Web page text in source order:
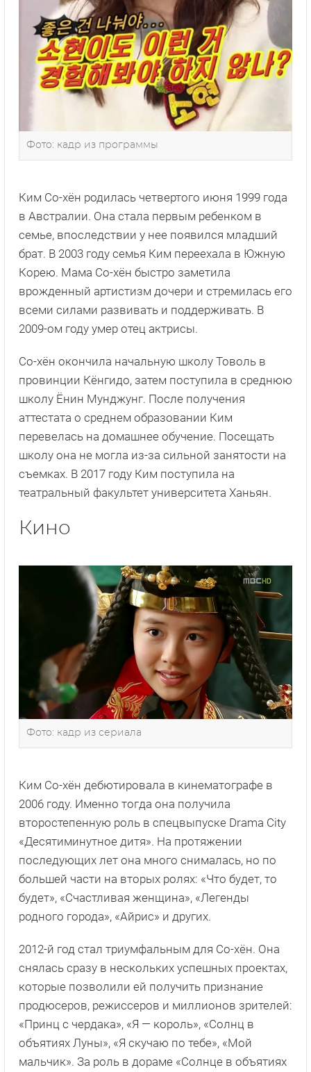
Фото: кадр из программы
Ким Со-хён родилась четвертого июня 1999 года
в Австралии. Она стала первым ребенком в
семье, впоследствии у нее появился младший
брат. В 2003 году семья Ким переехала в Южную
Корею. Мама Со-хён быстро заметила
врожденный артистизм дочери и стремилась его
всеми силами развивать и поддерживать. В
2009-ом году умер отец актрисы.
Со-хён окончила начальную школу Товоль в
провинции Кёнгидо, затем поступила в среднюю
школу Ёнин Мунджунг. После получения
аттестата о среднем образовании Ким
перевелась на домашнее обучение. Посещать
школу она не могла из-за сильной занятости на
съемках. В 2017 году Ким поступила на
театральный факультет университета Ханьян.
Кино
Фото: кадр из сериала
Ким Со-хён дебютировала в кинематографе в
2006 году. Именно тогда она получила
второстепенную роль в спецвыпуске Drama City
«Десятиминутное дитя». На протяжении
последующих лет она много снималась, но по
большей части на вторых ролях: «Что будет, то
будет», «Счастливая женщина», «Легенды
родного города», «Айрис» и других.
2012-й год стал триумфальным для Со-хён. Она
снялась сразу в нескольких успешных проектах,
которые позволили ей получить признание
продюсеров, режиссеров и миллионов зрителей:
«Принц с чердака», «Я — король», «Солнц в
объятиях Луны», «Я скучаю по тебе», «Мой
мальчик». За роль в дораме «Солнце в объятиях